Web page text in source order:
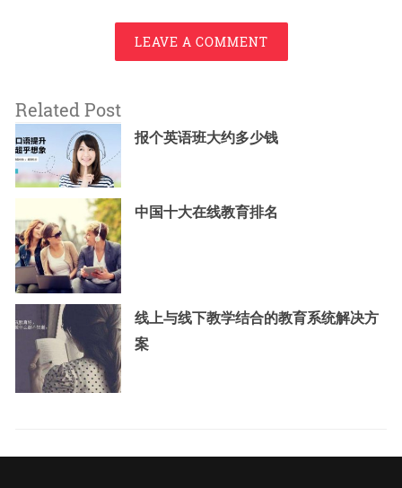
LEAVE A COMMENT
Related Post
报个英语班大约多少钱
中国十大在线教育排名
线上与线下教学结合的教育系统解决方
案